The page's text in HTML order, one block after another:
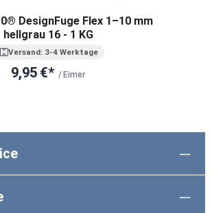
DesignFuge Flex 1–10 mm
hellgrau 16 - 1 KG
Versand: 3-4 Werktage
9,95 €* / Eimer